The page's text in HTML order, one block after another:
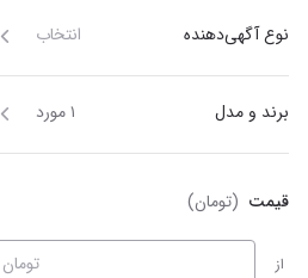
نوع آگهی‌دهنده انتخاب
برند و مدل ۱ مورد
قیمت (تومان)
از تومان